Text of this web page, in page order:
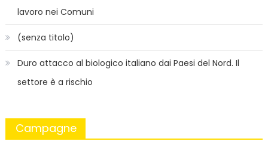
lavoro nei Comuni
(senza titolo)
Duro attacco al biologico italiano dai Paesi del Nord. Il
settore è a rischio
Campagne